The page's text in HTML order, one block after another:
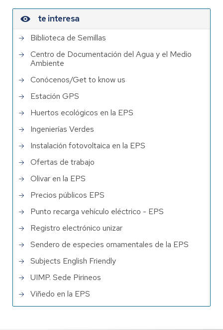
te interesa
Biblioteca de Semillas
Centro de Documentación del Agua y el Medio
Ambiente
Conócenos/Get to know us
Estación GPS
Huertos ecológicos en la EPS
Ingenierías Verdes
Instalación fotovoltaica en la EPS
Ofertas de trabajo
Olivar en la EPS
Precios públicos EPS
Punto recarga vehículo eléctrico - EPS
Registro electrónico unizar
Sendero de especies ornamentales de la EPS
Subjects English Friendly
UIMP. Sede Pirineos
Viñedo en la EPS